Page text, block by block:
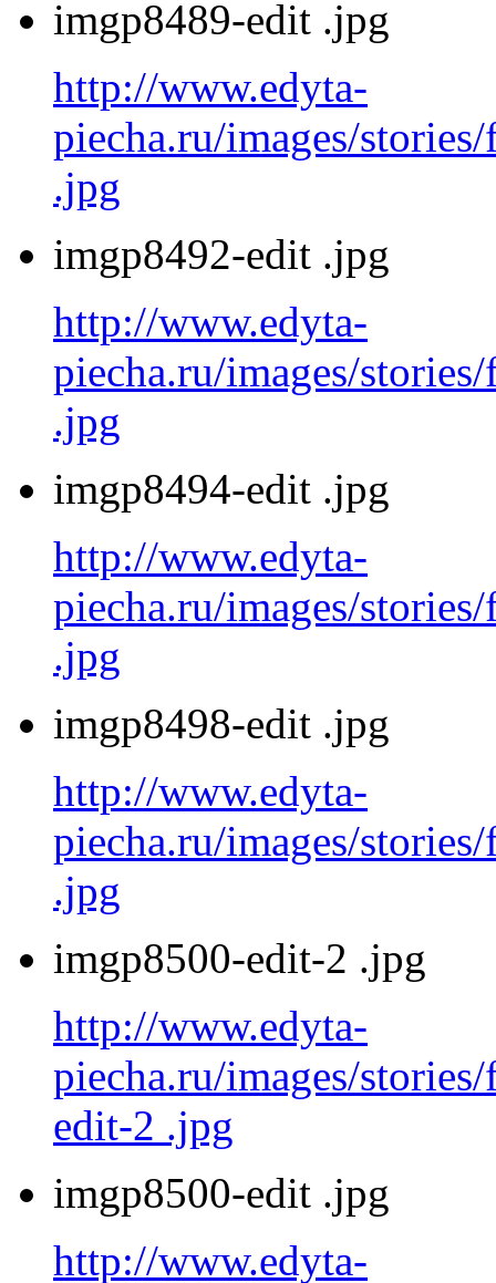
imgp8489-edit .jpg
http://www.edyta-
piecha.ru/images/
.jpg
imgp8492-edit .jpg
http://www.edyta-
piecha.ru/images/
.jpg
imgp8494-edit .jpg
http://www.edyta-
piecha.ru/images/
.jpg
imgp8498-edit .jpg
http://www.edyta-
piecha.ru/images/
.jpg
imgp8500-edit-2 .jpg
http://www.edyta-
piecha.ru/images/
edit-2 .jpg
imgp8500-edit .jpg
http://www.edyta-